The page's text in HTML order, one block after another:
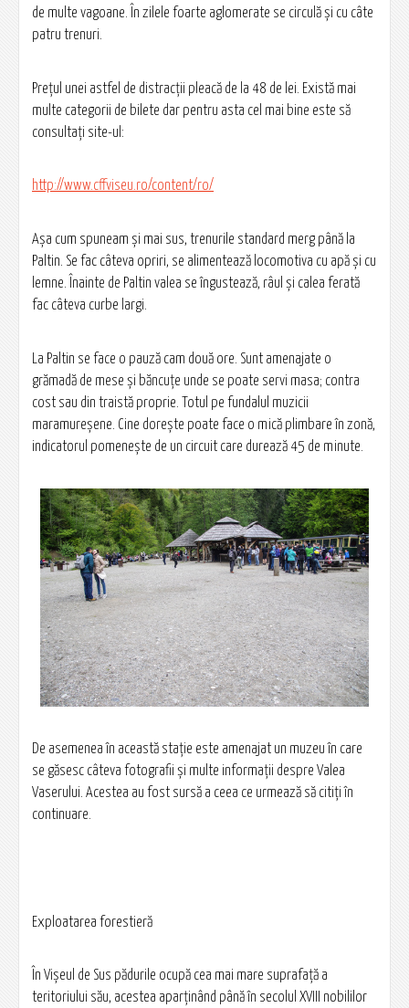
de multe vagoane. În zilele foarte aglomerate se circulă şi cu câte
patru trenuri.
Preţul unei astfel de distracţii pleacă de la 48 de lei. Există mai
multe categorii de bilete dar pentru asta cel mai bine este să
consultaţi site-ul:
http://www.cffviseu.ro/content/ro/
Aşa cum spuneam şi mai sus, trenurile standard merg până la
Paltin. Se fac câteva opriri, se alimentează locomotiva cu apă şi cu
lemne. Înainte de Paltin valea se îngustează, râul şi calea ferată
fac câteva curbe largi.
La Paltin se face o pauză cam două ore. Sunt amenajate o
grămadă de mese şi băncuțe unde se poate servi masa; contra
cost sau din traistă proprie. Totul pe fundalul muzicii
maramureşene. Cine doreşte poate face o mică plimbare în zonă,
indicatorul pomeneşte de un circuit care durează 45 de minute.
De asemenea în această staţie este amenajat un muzeu în care
se găsesc câteva fotografii şi multe informaţii despre Valea
Vaserului. Acestea au fost sursă a ceea ce urmează să citiţi în
continuare.
Exploatarea forestieră
În Vişeul de Sus pădurile ocupă cea mai mare suprafaţă a
teritoriului său, acestea aparţinând până în secolul XVIII nobililor